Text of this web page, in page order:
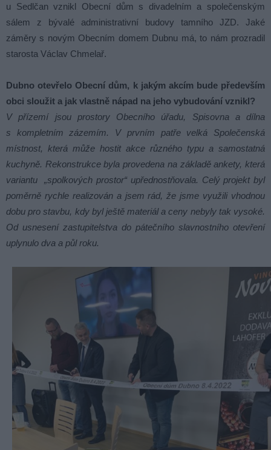
u Sedlčan vznikl Obecní dům s divadelním a společenským
sálem z bývalé administrativní budovy tamního JZD. Jaké
záměry s novým Obecním domem Dubnu má, to nám prozradil
starosta Václav Chmelař.
Dubno otevřelo Obecní dům, k jakým akcím bude především
obci sloužit a jak vlastně nápad na jeho vybudování vznikl?
V přízemí jsou prostory Obecního úřadu, Spisovna a dílna
s kompletním zázemím. V prvním patře velká Společenská
místnost, která může hostit akce různého typu a samostatná
kuchyně. Rekonstrukce byla provedena na základě ankety, která
variantu „spolkových prostor“ upřednostňovala. Celý projekt byl
poměrně rychle realizován a jsem rád, že jsme využili vhodnou
dobu pro stavbu, kdy byl ještě materiál a ceny nebyly tak vysoké.
Od usnesení zastupitelstva do pátečního slavnostního otevření
uplynulo dva a půl roku.